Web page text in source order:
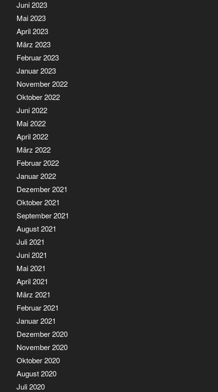
Juni 2023
Mai 2023
April 2023
März 2023
Februar 2023
Januar 2023
November 2022
Oktober 2022
Juni 2022
Mai 2022
April 2022
März 2022
Februar 2022
Januar 2022
Dezember 2021
Oktober 2021
September 2021
August 2021
Juli 2021
Juni 2021
Mai 2021
April 2021
März 2021
Februar 2021
Januar 2021
Dezember 2020
November 2020
Oktober 2020
August 2020
Juli 2020